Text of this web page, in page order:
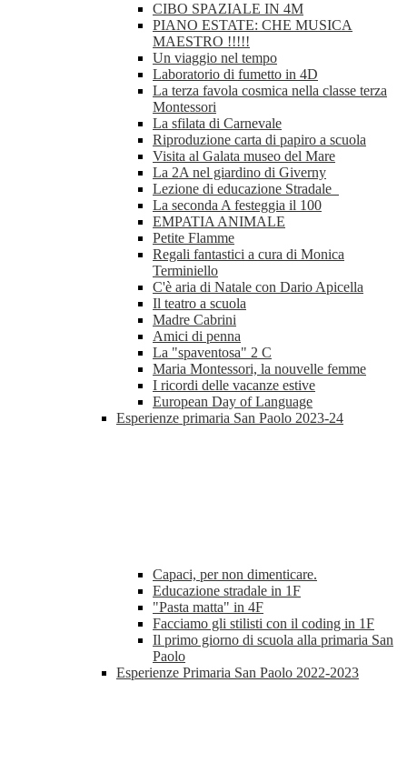
CIBO SPAZIALE IN 4M
PIANO ESTATE: CHE MUSICA
MAESTRO !!!!!
Un viaggio nel tempo
Laboratorio di fumetto in 4D
La terza favola cosmica nella classe terza
Montessori
La sfilata di Carnevale
Riproduzione carta di papiro a scuola
Visita al Galata museo del Mare
La 2A nel giardino di Giverny
Lezione di educazione Stradale
La seconda A festeggia il 100
EMPATIA ANIMALE
Petite Flamme
Regali fantastici a cura di Monica
Terminiello
C'è aria di Natale con Dario Apicella
Il teatro a scuola
Madre Cabrini
Amici di penna
La "spaventosa" 2 C
Maria Montessori, la nouvelle femme
I ricordi delle vacanze estive
European Day of Language
Esperienze primaria San Paolo 2023-24
Capaci, per non dimenticare.
Educazione stradale in 1F
"Pasta matta" in 4F
Facciamo gli stilisti con il coding in 1F
Il primo giorno di scuola alla primaria San
Paolo
Esperienze Primaria San Paolo 2022-2023